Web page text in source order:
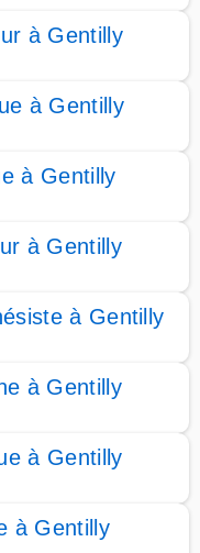
à Gentilly
à Gentilly
à Gentilly
à Gentilly
à Gentilly
à Gentilly
à Gentilly
à Gentilly